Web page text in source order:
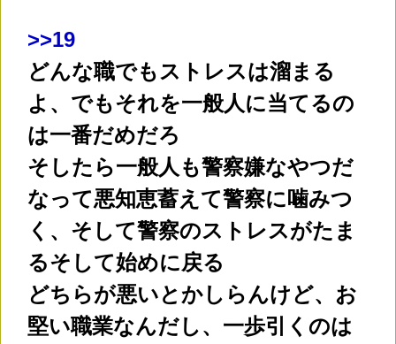
>>19
どんな職でもストレスは溜まる
よ、でもそれを一般人に当てるの
は一番だめだろ
そしたら一般人も警察嫌なやつだ
なって悪知恵蓄えて警察に噛みつ
く、そして警察のストレスがたま
るそして始めに戻る
どちらが悪いとかしらんけど、お
堅い職業なんだし、一歩引くのは